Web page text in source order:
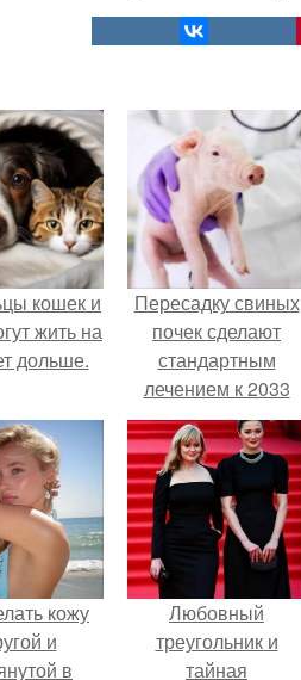
кошек и
жить на
дольше.
Пересадку свиных
почек сделают
стандартным
лечением к 2033
году в Японии.
кожу
и
в
Любовный
треугольник и
тайная